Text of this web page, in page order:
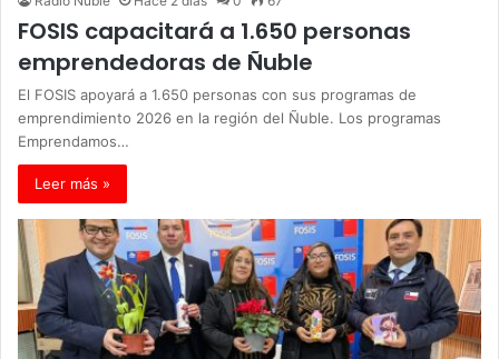
FOSIS capacitará a 1.650 personas
emprendedoras de Ñuble
El FOSIS apoyará a 1.650 personas con sus programas de
emprendimiento 2026 en la región del Ñuble. Los programas
Emprendamos…
Leer más »